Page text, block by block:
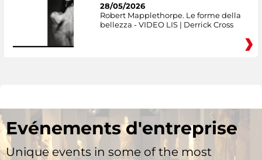
28/05/2026
Robert Mapplethorpe. Le forme della
bellezza - VIDEO LIS | Derrick Cross
Evénements d'entreprise
Unique events in some of the most